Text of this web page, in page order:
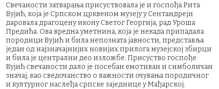
Свечаности затварања присуствовала је и госпођа Рита
Вујић, која је Српском црквеном музеју у Сентандреји
даровала драгоцену икону Светог Георгија, рад Уроша
Предића. Ова вредна уметнина, која је некада припадала
породици Вујић и била непозната јавности, представља
један од најзначајнијих новијих прилога музејској збирци
и била је централни део изложбе. Присуство госпође
Вујић свечаности дало је посебан емотиван и симболичан
значај, као сведочанство о важности очувања породичног
и културног наслеђа српске заједнице у Мађарској.